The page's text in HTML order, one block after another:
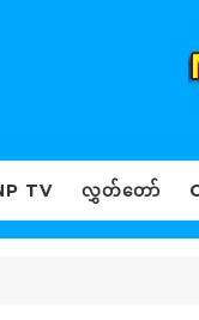
TV လွှတ်တော်